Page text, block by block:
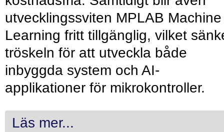
utvecklingssviten MPLAB Machine
Learning fritt tillgänglig, vilket
tröskeln för att utveckla både
inbyggda system och AI-
applikationer för mikrokontroller.
Läs mer...